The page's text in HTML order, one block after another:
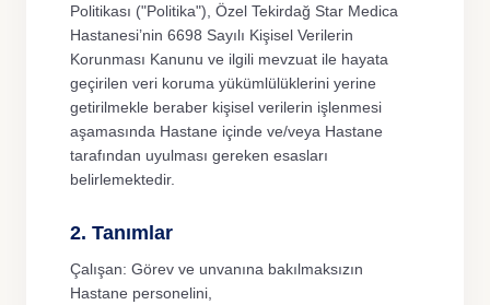
Doktorlarımız
Bölümlerimiz
Hizmetler
İletişim
Politikası ("Politika"), Özel Tekirdağ Star Medica
Hastanesi’nin 6698 Sayılı Kişisel Verilerin
Korunması Kanunu ve ilgili mevzuat ile hayata
geçirilen veri koruma yükümlülüklerini yerine
getirilmekle beraber kişisel verilerin işlenmesi
aşamasında Hastane içinde ve/veya Hastane
tarafından uyulması gereken esasları
belirlemektedir.
2. Tanımlar
Çalışan: Görev ve unvanına bakılmaksızın
Hastane personelini,